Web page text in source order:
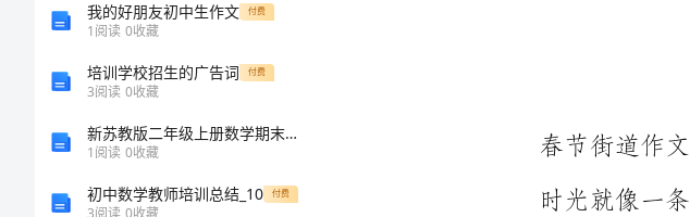
800
我的好朋友初中生作文 付费
1阅读 0收藏
培训学校招生的广告词 付费
3阅读 0收藏
新苏教版二年级上册数学期末测试卷【a卷】
1阅读 0收藏
初中数学教师培训总结_10 付费
3阅读 0收藏